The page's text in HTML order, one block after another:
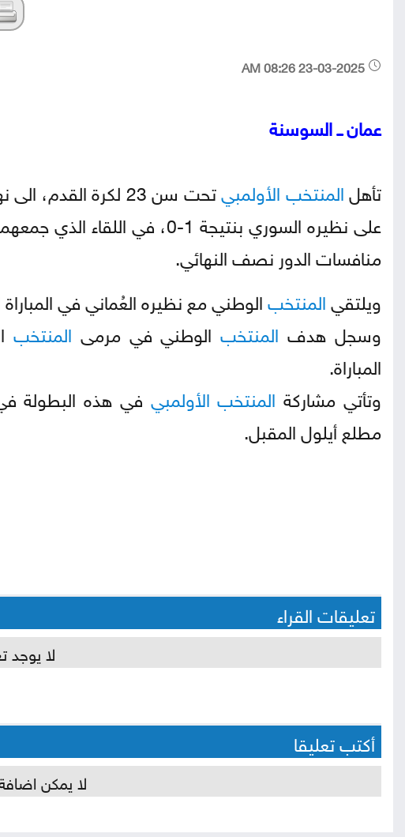
عمان ــ السوسنة
تأهلالمنتخبالأولمبي
تحت سن 23 لكرة
على نظيره السوري بنتيجة 1-
منافسات الدور نصف النهائي.
ويلتقيالمنتخبالوطني مع نظيره العُماني في المباراة
وسجل هدف المنتخبالوطني في مرمى المنتخب
المباراة.
وتأتي مشاركة المنتخب الأولمبي في هذه البطولة
مطلع أيلول المقبل.
تعليقات القراء
لا يوجد
أكتب تعليقا
لا يمكن